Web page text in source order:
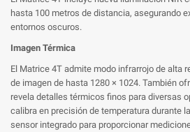
hasta 100 metros de distancia, asegurando
entornos oscuros.
Imagen Térmica
El Matrice 4T admite modo infrarrojo de alta
de imagen de hasta 1280 × 1024. También
revela detalles térmicos finos para diversas
calibra en precisión de temperatura durante
sensor integrado para proporcionar